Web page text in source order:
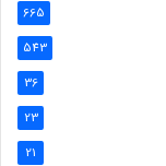
665
543
36
23
21